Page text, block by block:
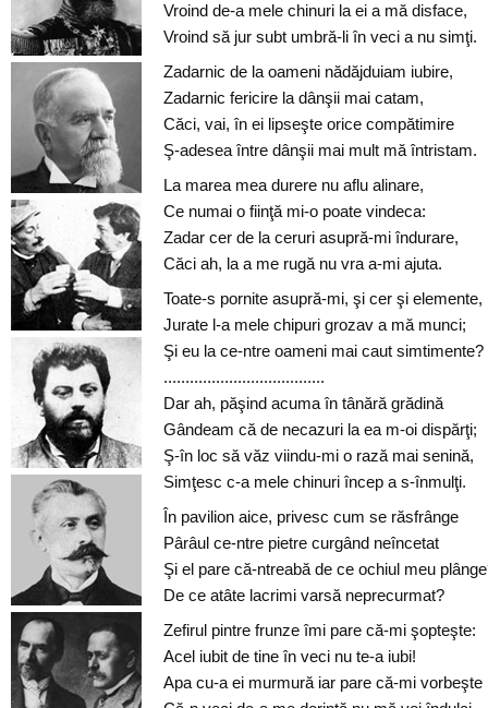
Vroind de-a mele chinuri la ei a mă disface,
Vroind să jur subt umbră-li în veci a nu simţi.
Zadarnic de la oameni nădăjduiam iubire,
Zadarnic fericire la dânşii mai catam,
Căci, vai, în ei lipseşte orice compătimire
Ş-adesea între dânşii mai mult mă întristam.
La marea mea durere nu aflu alinare,
Ce numai o fiinţă mi-o poate vindeca:
Zadar cer de la ceruri asupră-mi îndurare,
Căci ah, la a me rugă nu vra a-mi ajuta.
Toate-s pornite asupră-mi, şi cer şi elemente,
Jurate l-a mele chipuri grozav a mă munci;
Şi eu la ce-ntre oameni mai caut simtimente?
.....................................
Dar ah, păşind acuma în tânără grădină
Gândeam că de necazuri la ea m-oi dispărţi;
Ş-în loc să văz viindu-mi o rază mai senină,
Simţesc c-a mele chinuri încep a s-înmulţi.
În pavilion aice, privesc cum se răsfrânge
Pârâul ce-ntre pietre curgând neîncetat
Şi el pare că-ntreabă de ce ochiul meu
De ce atâte lacrimi varsă neprecurmat?
Zefirul pintre frunze îmi pare că-mi şopteşte:
Acel iubit de tine în veci nu te-a iubi!
Apa cu-a ei murmură iar pare că-mi vorbeşte